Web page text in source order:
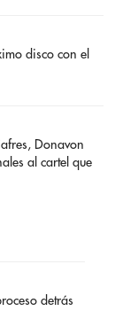
disco con el
Donavon
al cartel que
detrás